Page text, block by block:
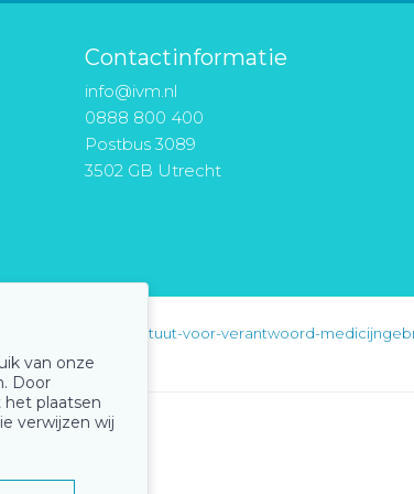
Contactinformatie
info@ivm.nl
0888 800 400
Postbus 3089
3502 GB Utrecht
instituut-voor-verantwoord-
van onze
Door
het plaatsen
verwijzen wij